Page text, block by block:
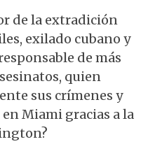
de la extradición
exilado cubano y
de más
quien
sus crímenes y
Miami gracias a la